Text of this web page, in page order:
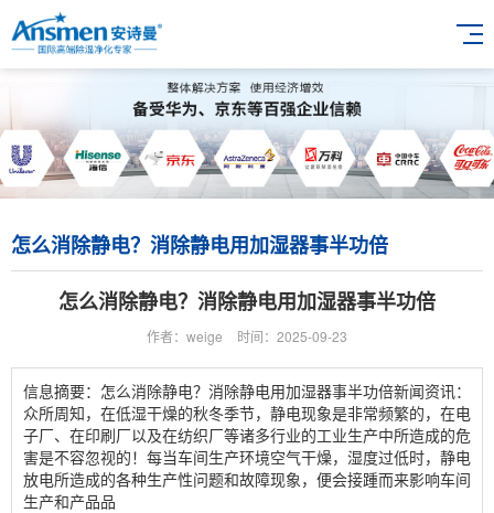
怎么消除静电？消除静电用加湿器事半功倍
怎么消除静电？消除静电用加湿器事半功倍
作者：weige 时间：2025-09-23
信息摘要：怎么消除静电？消除静电用加湿器事半功倍新闻资讯：
众所周知，在低湿干燥的秋冬季节，静电现象是非常频繁的，在电
子厂、在印刷厂以及在纺织厂等诸多行业的工业生产中所造成的危
害是不容忽视的！每当车间生产环境空气干燥，湿度过低时，静电
放电所造成的各种生产性问题和故障现象，便会接踵而来影响车间
生产和产品品